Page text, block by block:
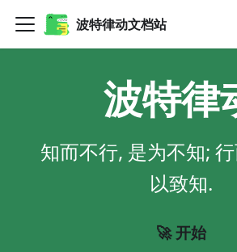
波特律动文档站
波特律
知而不行, 是为不知;
以致知.
🚀 开始